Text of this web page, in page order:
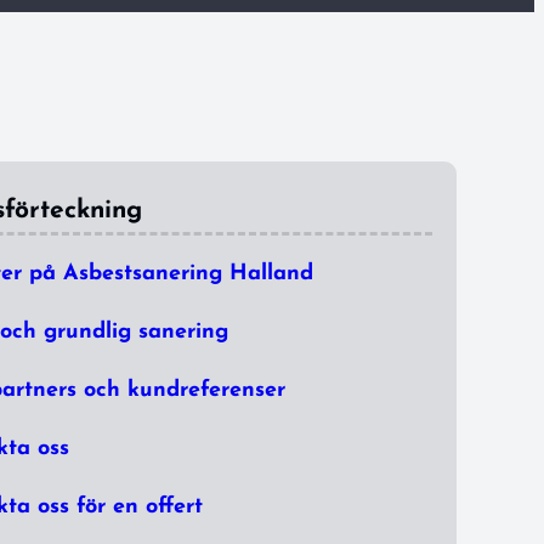
på Asbestsanering Halland
grundlig sanering
och kundreferenser
oss
oss för en offert